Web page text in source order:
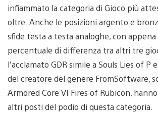
infiammato la categoria di Gioco più
oltre. Anche le posizioni argento e
sfide testa a testa analoghe, con
percentuale di differenza tra altri tre
l’acclamato GDR simile a Souls Lies of P
del creatore del genere FromSoftware,
Armored Core VI Fires of Rubicon,
altri posti del podio di questa categoria.